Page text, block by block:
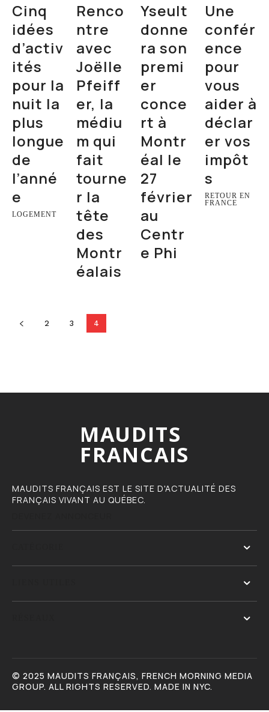
Cinq
idées
d’activ
ités
pour la
nuit la
plus
longue
de
l’anné
e
LOGEMENT
Renco
ntre
avec
Joëlle
Pfeiff
er, la
médiu
m qui
fait
tourne
r la
tête
des
Montr
éalais
Yseult
donne
ra son
premi
er
conce
rt à
Montr
éal le
27
février
au
Centr
e Phi
Une
confér
ence
pour
vous
aider à
déclar
er vos
impôt
s
RETOUR EN
FRANCE
2 3 4
MAUDITS
FRANCAIS
MAUDITS FRANÇAIS EST LE SITE D'ACTUALITÉ DES
FRANÇAIS VIVANT AU QUÉBEC.
© 2025 MAUDITS FRANÇAIS, FRENCH MORNING MEDIA
GROUP. ALL RIGHTS RESERVED. MADE IN NYC.